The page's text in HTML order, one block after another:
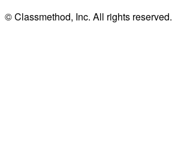
© Classmethod, Inc. All rights reserved.